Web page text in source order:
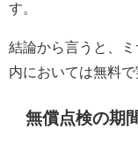
す。
結論から言うと、
内においては無料で
無償点検の期